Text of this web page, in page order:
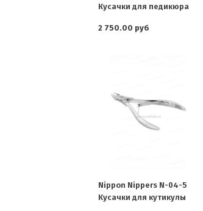
Кусачки для педикюра
2 750.00 руб
Nippon Nippers N-04-5
Кусачки для кутикулы